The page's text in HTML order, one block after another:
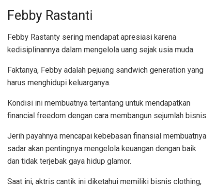
Febby Rastanti
Febby Rastanty sering mendapat apresiasi karena
kedisiplinannya dalam mengelola uang sejak usia muda.
Faktanya, Febby adalah pejuang sandwich generation yang
harus menghidupi keluarganya.
Kondisi ini membuatnya tertantang untuk mendapatkan
financial freedom dengan cara membangun sejumlah bisnis.
Jerih payahnya mencapai kebebasan finansial membuatnya
sadar akan pentingnya mengelola keuangan dengan baik
dan tidak terjebak gaya hidup glamor.
Saat ini, aktris cantik ini diketahui memiliki bisnis clothing,